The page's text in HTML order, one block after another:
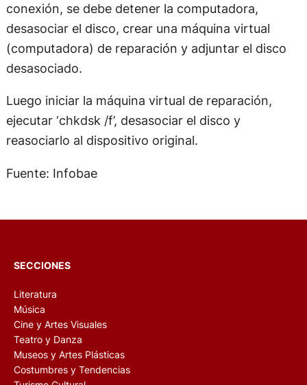
conexión, se debe detener la computadora,
desasociar el disco, crear una máquina virtual
(computadora) de reparación y adjuntar el disco
desasociado.
Luego iniciar la máquina virtual de reparación,
ejecutar ‘chkdsk /f’, desasociar el disco y
reasociarlo al dispositivo original.
Fuente: Infobae
SECCIONES
Literatura
Música
Cine y Artes Visuales
Teatro y Danza
Museos y Artes Plásticas
Costumbres y Tendencias